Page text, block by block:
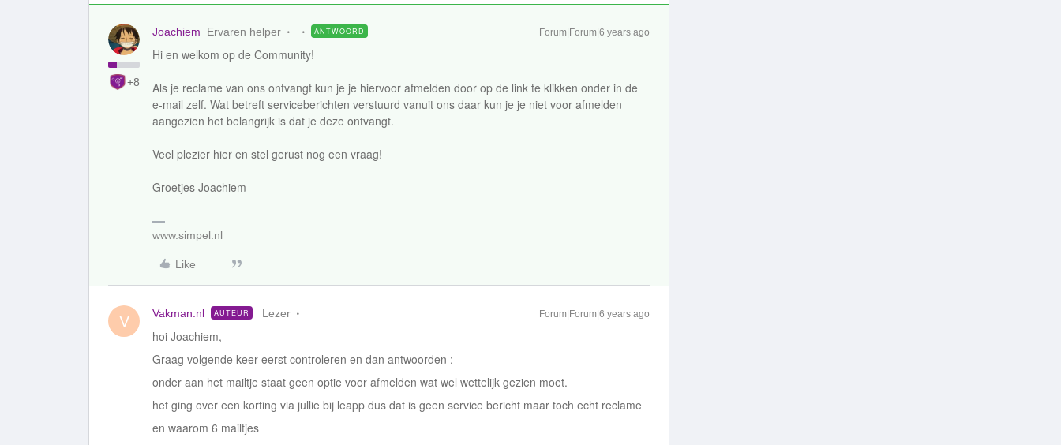
+8
Joachiem Ervaren helper ANTWOORD Forum|Forum|6 years ago
Hi en welkom op de Community!
Als je reclame van ons ontvangt kun je je hiervoor afmelden door op de link te klikken onder in de
e-mail zelf. Wat betreft serviceberichten verstuurd vanuit ons daar kun je je niet voor afmelden
aangezien het belangrijk is dat je deze ontvangt.
Veel plezier hier en stel gerust nog een vraag!
Groetjes Joachiem
www.simpel.nl
Like
V Vakman.nl AUTEUR Lezer Forum|Forum|6 years ago
hoi Joachiem,
Graag volgende keer eerst controleren en dan antwoorden :
onder aan het mailtje staat geen optie voor afmelden wat wel wettelijk gezien moet.
het ging over een korting via jullie bij leapp dus dat is geen service bericht maar toch echt reclame
en waarom 6 mailtjes